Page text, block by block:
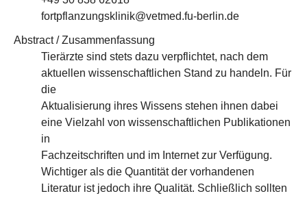
fortpflanzungsklinik@vetmed.fu-berlin.de
Abstract / Zusammenfassung
Tierärzte sind stets dazu verpflichtet, nach dem
aktuellen wissenschaftlichen Stand zu handeln. Für
die
Aktualisierung ihres Wissens stehen ihnen dabei
eine Vielzahl von wissenschaftlichen Publikationen
in
Fachzeitschriften und im Internet zur Verfügung.
Wichtiger als die Quantität der vorhandenen
Literatur ist jedoch ihre Qualität. Schließlich sollten